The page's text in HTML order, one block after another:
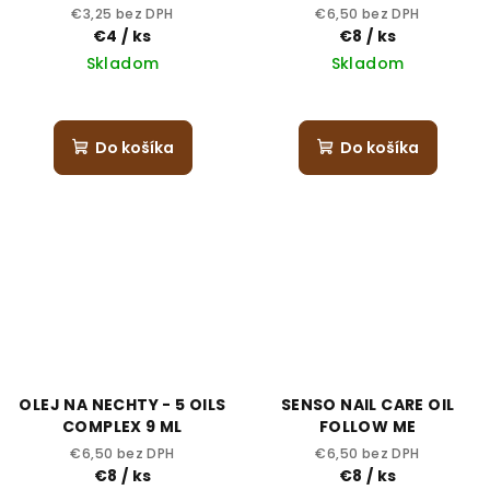
€3,25 bez DPH
€4/ ks
Skladom
Do košíka
€6,50 bez DPH
€8 / ks
Skladom
Do košíka
OLEJ NA NECHTY - 5 OILS
COMPLEX 9 ML
€6,50 bez DPH
€8 / ks
SENSO NAIL CARE OIL
FOLLOW ME
€6,50 bez DPH
€8 / ks